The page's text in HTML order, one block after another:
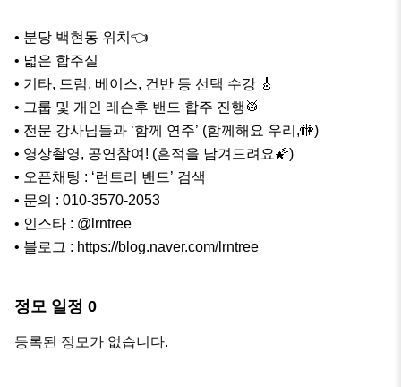
• 분당 백현동 위치👈
• 넓은 합주실
• 기타, 드럼, 베이스, 건반 등 선택 수강 🎸
• 그룹 및 개인 레슨후 밴드 합주 진행🥁
• 전문 강사님들과 ‘함께 연주’ (함께해요 우리,🚻)
• 영상촬영, 공연참여! (흔적을 남겨드려요🌠)
• 오픈채팅 : ‘런트리 밴드’ 검색
• 문의 : 010-3570-2053
• 인스타 : @lrntree
• 블로그 : https://blog.naver.com/lrntree
정모 일정 0
등록된 정모가 없습니다.